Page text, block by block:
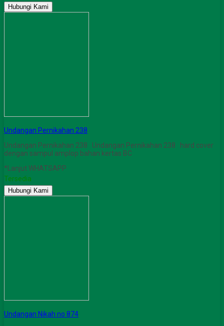
Hubungi Kami
Undangan Pernikahan 238
Undangan Pernikahan 238 Undangan Pernikahan 238 hard cover
dengan sampul amplop bahan kertas BC
*Lanjut WHATSAPP
Tersedia
Hubungi Kami
Undangan Nikah no 874